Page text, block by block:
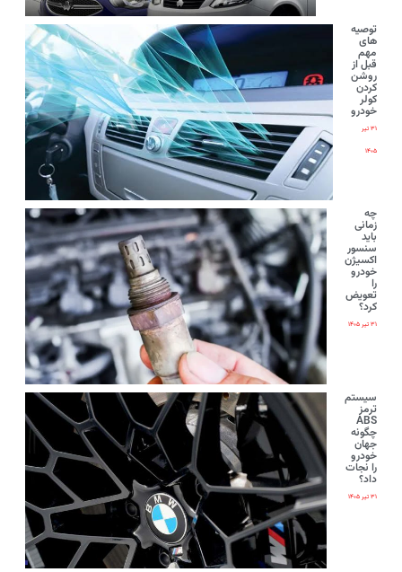
توصیه
های
مهم
قبل از
روشن
کردن
کولر
خودرو
۳۱ تیر
۱۴۰۵
چه
زمانی
باید
سنسور
اکسیژن
خودرو
را
تعویض
کرد؟
۳۱ تیر ۱۴۰۵
سیستم
ترمز
ABS
چگونه
جهان
خودرو
را نجات
داد؟
۳۱ تیر ۱۴۰۵